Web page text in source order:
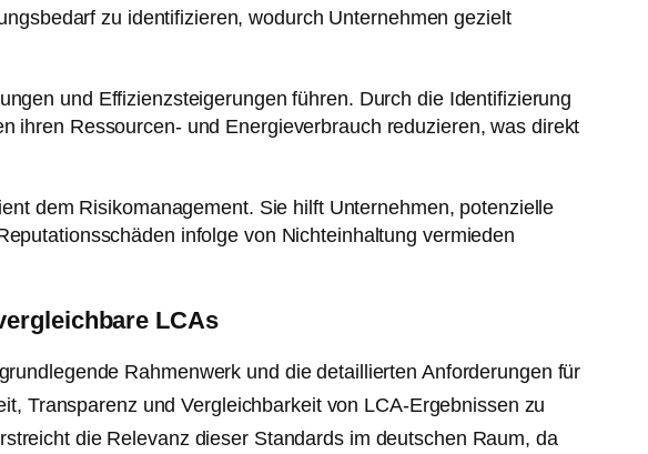
zu identifizieren, wodurch Unternehmen gezielt
und Effizienzsteigerungen führen. Durch die Identifizierung
ihren Ressourcen- und Energieverbrauch reduzieren, was direkt
dem Risikomanagement. Sie hilft Unternehmen, potenzielle
infolge von Nichteinhaltung vermieden
LCAs
Rahmenwerk und die detaillierten Anforderungen für
Transparenz und Vergleichbarkeit von LCA-Ergebnissen zu
die Relevanz dieser Standards im deutschen Raum, da